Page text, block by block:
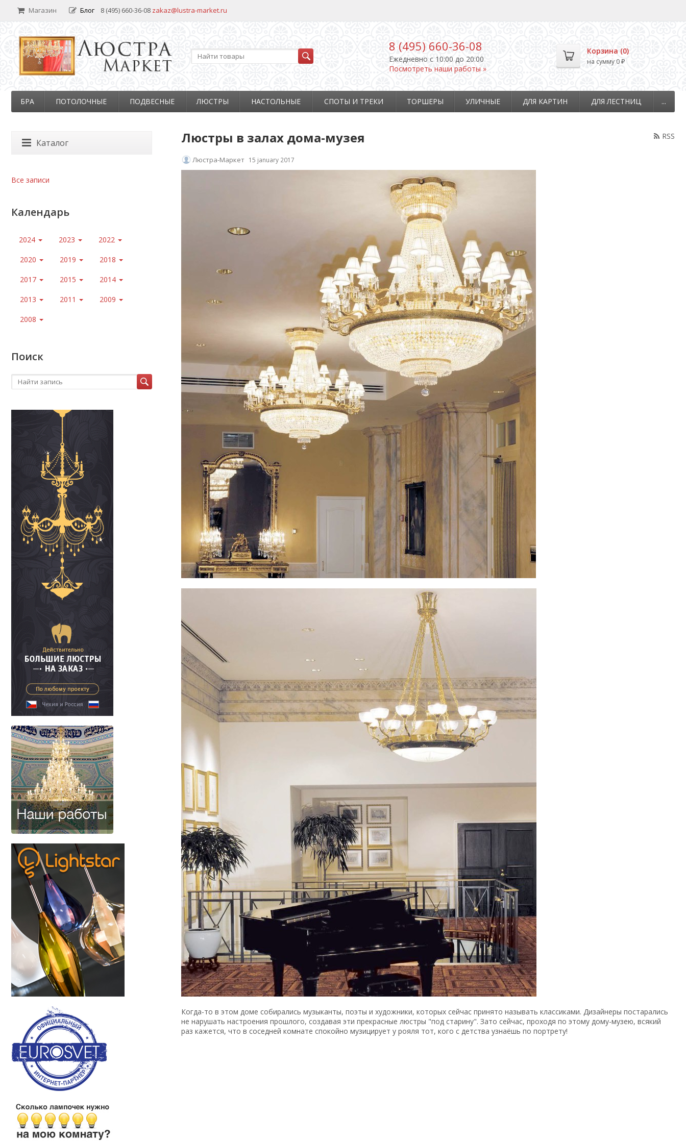
Магазин Блог 8 (495) 660-36-08 zakaz@lustra-market.ru
8 (495) 660-36-08
Ежедневно c 10:00 до 20:00
Посмотреть наши работы »
Корзина (0)
на сумму 0 ₽
БРА ПОТОЛОЧНЫЕ ПОДВЕСНЫЕ ЛЮСТРЫ НАСТОЛЬНЫЕ СПОТЫ И ТРЕКИ ТОРШЕРЫ УЛИЧНЫЕ ДЛЯ КАРТИН ДЛЯ ЛЕСТНИЦ ...
RSS
Люстры в залах дома-музея
Люстра-Маркет 15 january 2017
Когда-то в этом доме собирались музыканты, поэты и художники, которых сейчас принято называть классиками. Дизайнеры постарались
не нарушать настроения прошлого, создавая эти прекрасные люстры "под старину". Зато сейчас, проходя по этому дому-музею, всякий
раз кажется, что в соседней комнате спокойно музицирует у рояля тот, кого с детства узнаёшь по портрету!
Каталог
Все записи
Календарь
2024 2023 2022
2020 2019 2018
2017 2015 2014
2013 2011 2009
2008
Поиск